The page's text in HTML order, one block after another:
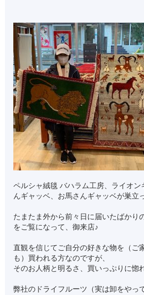
ペルシャ絨毯 バハラム工房、ライオン
んギャッベ、お馬さんギャッベが巣立
たまたま外から前々日に届いたばかり
をご覧になって、御来店♪
直観を信じてご自分の好きな物を（ご
も）買われる方なのですが、
そのお人柄と明るさ、買いっぷりに惚
弊社のドライフルーツ（実は卸をやっ